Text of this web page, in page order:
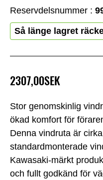
Stor genomskinlig
ökad komfort för
Denna vindruta är
standardmonterade
Kawasaki-märkt
och fullt godkänd för
2307,00SEK
Reservdelsnummer :
Så länge lagret